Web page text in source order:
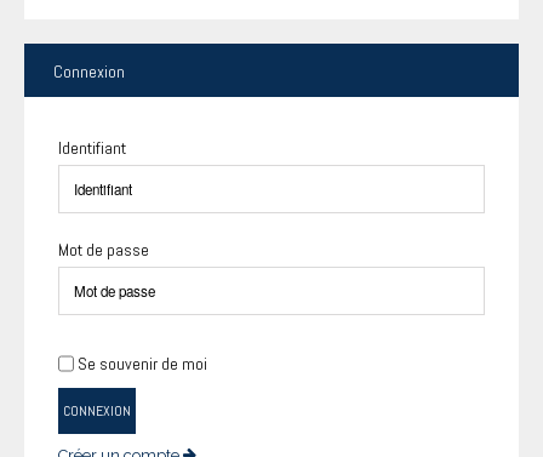
Connexion
Identifiant
Mot de passe
Se souvenir de moi
CONNEXION